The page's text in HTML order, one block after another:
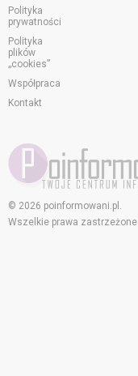
Polityka
prywatności
Polityka
plików
„cookies”
Współpraca
Kontakt
© 2026 poinformowani.pl.
Wszelkie prawa zastrzeżone.